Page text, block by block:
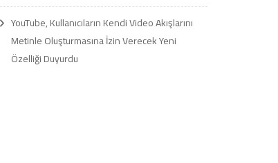
YouTube, Kullanıcıların Kendi Video Akışlarını
Metinle Oluşturmasına İzin Verecek Yeni
Özelliği Duyurdu